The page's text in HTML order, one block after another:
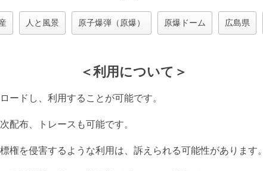
人と風景 原子爆弾（原爆） 原爆ドーム 広島県
＜利用について＞
ードし、利用することが可能です。
配布、トレースも可能です。
権を侵害するような利用は、訴えられる可能性があります。